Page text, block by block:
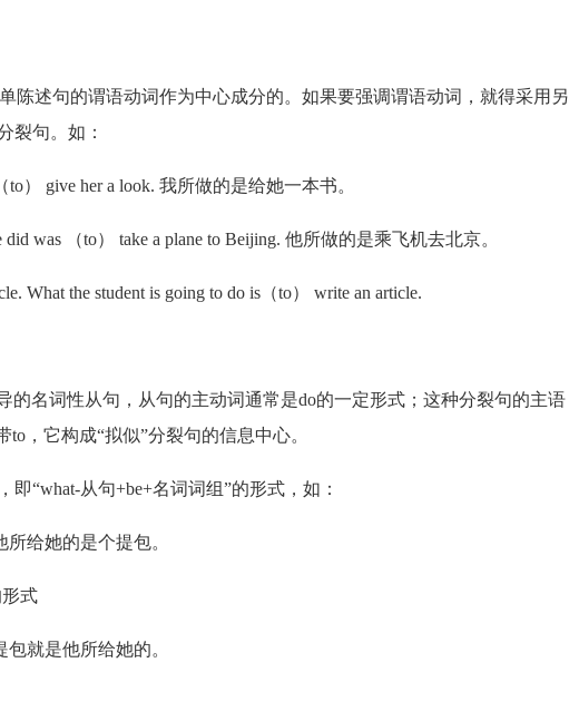
述句的谓语动词作为中心成分的。如果要强调谓语动词，就得采用另
裂句。如：
） give her a look. 我所做的是给她一本书。
was （to） take a plane to Beijing. 他所做的是乘飞机去北京。
What the student is going to do is（to） write an article.
名词性从句，从句的主动词通常是do的一定形式；这种分裂句的主语
，它构成“拟似”分裂句的信息中心。
“what-从句+be+名词词组”的形式，如：
给她的是个提包。
式
就是他所给她的。